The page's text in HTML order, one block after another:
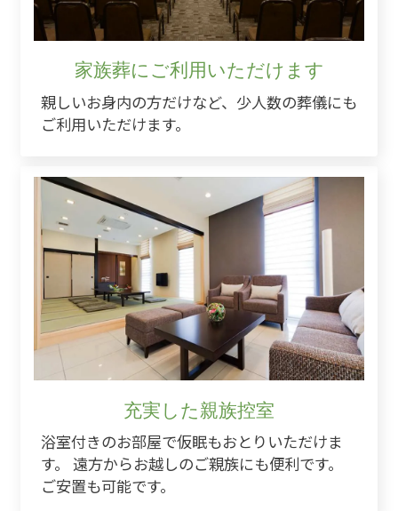
家族葬にご利用いただけます
親しいお身内の方だけなど、少人数の葬儀にも
ご利用いただけます。
充実した親族控室
浴室付きのお部屋で仮眠もおとりいただけま
す。 遠方からお越しのご親族にも便利です。
ご安置も可能です。